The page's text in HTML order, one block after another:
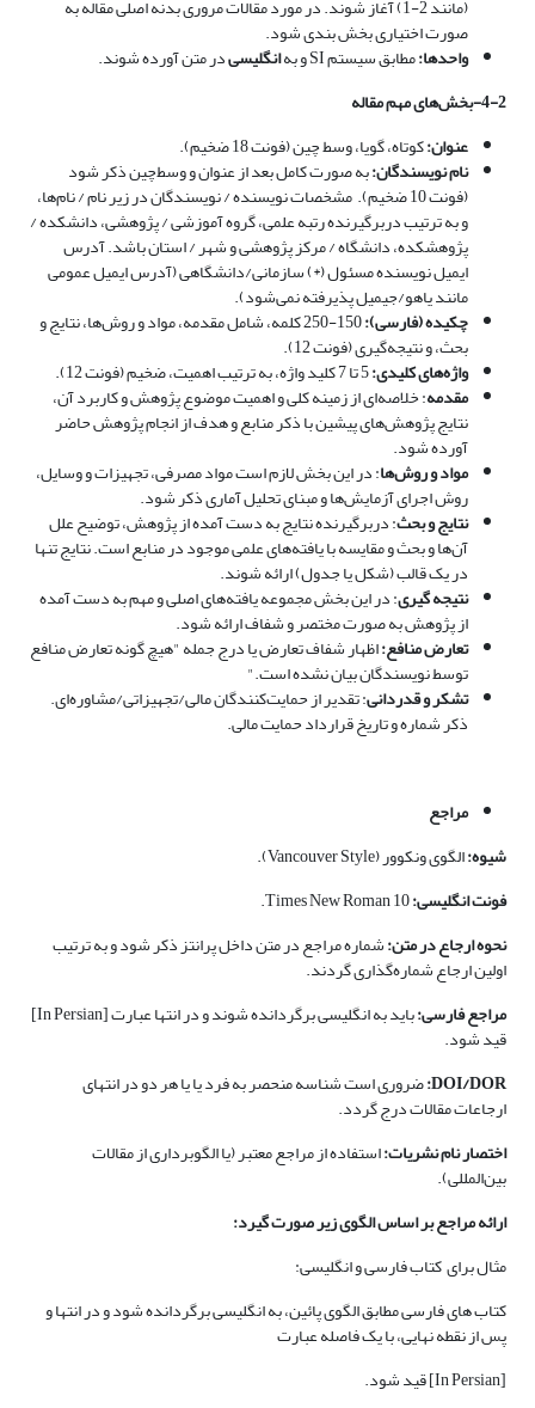
(مانند 2-1) آغاز شوند. در مورد مقالات مروری بدنه اصلی مقاله به
صورت اختیاری بخش بندی شود.
واحدها:مطابق سیستم SI و به انگلیسیدر متن آورده شوند.
4-2-بخش‌های مهم مقاله
عنوان:کوتاه، گویا، وسط چین (فونت 18 ضخیم).
نام نویسندگان:به صورت کامل بعد از عنوان و وسط‌چین ذکر شود
(فونت 10 ضخیم). مشخصات نویسنده / نویسندگان در زیر نام‌ / نام‌ها،
و به ترتیب دربرگیرنده رتبه علمی، گروه آموزشی / پژوهشی، دانشکده /
پژوهشکده، دانشگاه / مرکز پژوهشی و شهر / استان باشد. آدرس
ایمیل نویسنده مسئول (*) سازمانی/دانشگاهی (آدرس ایمیل عمومی
مانند یاهو/جیمیل پذیرفته نمی‌شود).
چکیده (فارسی): 150-250 کلمه، شامل مقدمه، مواد و روش‌ها، نتایج و
بحث، و نتیجه‌گیری (فونت 12).
واژه‌های کلیدی:5 تا 7 کلید واژه، به ترتیب اهمیت، ضخیم (فونت 12).
مقدمه: خلاصه‌ای از زمینه کلی و اهمیت موضوع پژوهش و کاربرد آن،
نتایج پژوهش‌های پیشین با ذکر منابع و هدف از انجام پژوهش حاضر
آورده شود.
مواد و روش‌ها: در این بخش لازم است مواد مصرفی، تجهیزات و وسایل،
روش‌ اجرای آزمایش‌ها و مبنای تحلیل آماری ذکر شود.
نتایج و بحث: دربرگیرنده نتایج به دست آمده از پژوهش، توضیح علل
آن‌ها و بحث و مقایسه با یافته‌های علمی موجود در منابع است. نتایج تنها
در یک قالب (شکل یا جدول) ارائه شوند.
نتیجه گیری: در این بخش مجموعه یافته‌های اصلی و مهم به دست آمده
از پژوهش به صورت مختصر و شفاف ارائه ‌شود.
تعارض منافع:اظهار شفاف تعارض یا درج جمله "هیچ گونه تعارض منافع
توسط نویسندگان بیان نشده است."
تشکر و قدردانی: تقدیر از حمایت‌کنندگان مالی/تجهیزاتی/مشاوره‌ای.
ذکر شماره و تاریخ قرارداد حمایت مالی.
مراجع
شیوه:الگوی ونکوور (Vancouver Style).
فونت انگلیسی:
نحوه ارجاع در متن:شماره مراجع در متن داخل پرانتز ذکر شود و به ترتیب
اولین ارجاع شماره‌گذاری گردند.
مراجع فارسی:
باید به انگلیسی برگردانده شوند و در انتها عبارت [In Persian]
قید شود.
DOI/DOR
:ضروری است شناسه منحصر به فرد یا یا هر دو در انتهای
ارجاعات مقالات درج گردد.
اختصار نام نشریات:استفاده از مراجع معتبر (یا الگوبرداری از مقالات
بین‌المللی).
ارائه مراجع بر اساس الگوی زیر صورت گیرد:
مثال برای کتاب فارسی و انگلیسی:
کتاب های فارسی مطابق الگوی پائین، به انگلیسی برگردانده شود و در انتها و
پس از نقطه نهایی، با یک فاصله عبارت
[In Persian] قید شود.